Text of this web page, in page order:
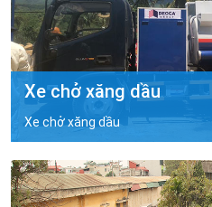
Xe chở xăng dầu
Xe chở xăng dầu